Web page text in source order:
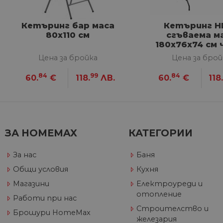
Кетъринг бар маса
80х110 см
Цена за бройка
60.84 € 118.99 ЛВ.
Кетъринг
сгъваема
180х76х74 см
Цена за
60.84 € 118.
ЗА HOMEMAX
За нас
Общи условия
Магазини
Работи при нас
Брошури HomeMax
КАТЕГОРИИ
Баня
Кухня
Електроуреди и
отопление
Строителство и
железария
акаунта. Уебсайтът не
Име
__cf_bm
CookieScriptConsent
Име
Google Privacy Policy